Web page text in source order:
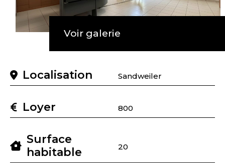
Voir galerie
Localisation Sandweiler
Loyer 800
Surface
habitable
20